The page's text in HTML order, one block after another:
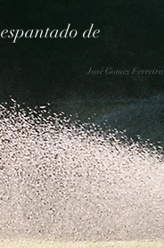
de
José Gomes Ferreira